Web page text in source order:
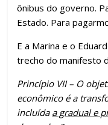
ônibus do governo.
Estado. Para
E a Marina e o
trecho do manifesto
Princípio VII – O
econômico é a
incluída a gradual e